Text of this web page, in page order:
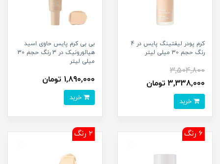
کرم پودر لیفتینگ پایس در 4
رنگ حجم 30 میلی لیتر
3,504,800
3,338,000 تومان
بی بی کرم پایس حاوی اسید
هیالورونیک در 3 رنگ حجم 30
میلی لیتر
1,890,000 تومان
6 رنگ 2 رنگ